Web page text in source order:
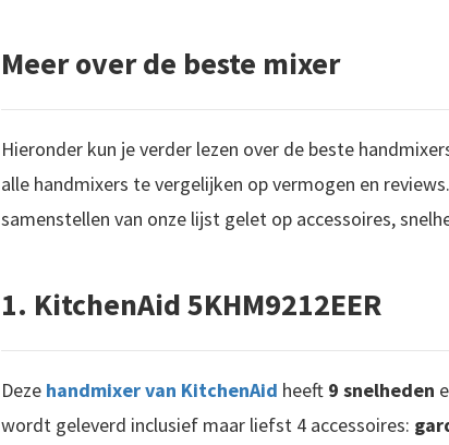
Meer over de beste mixer
Hieronder kun je verder lezen over de beste
alle handmixers te vergelijken op vermogen en
samenstellen van onze lijst gelet op accessoires,
1. KitchenAid 5KHM9212EER
Deze handmixer van KitchenAid heeft 9 snelheden
wordt geleverd inclusief maar liefst 4 accessoires: